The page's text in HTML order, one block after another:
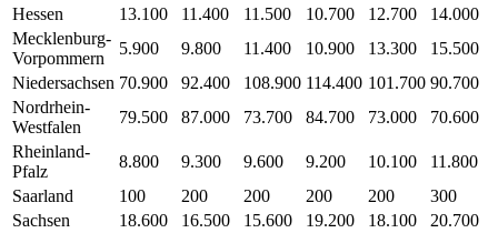
Hessen
13.100 11.400 11.500 10.700 12.700
14.000
Mecklenburg-
Vorpommern
5.900 9.800 11.400 10.900 13.300
15.500
Niedersachsen 70.900 92.400 108.900 114.400 101.700 90.700
Nordrhein-
Westfalen
79.500 87.000 73.700 84.700 73.000
70.600
Rheinland-
Pfalz
8.800 9.300 9.600 9.200 10.100
11.800
Saarland
100 200 200 200 200
300
Sachsen
18.600 16.500 15.600 19.200 18.100
20.700